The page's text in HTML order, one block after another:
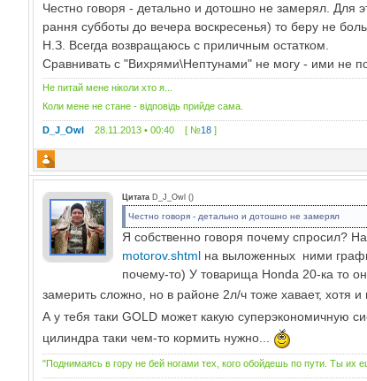
Честно говоря - детально и дотошно не замерял. Для
рання субботы до вечера воскресенья) то беру не
Н.З. Всегда возвращаюсь с приличным остатком.
Сравнивать с "Вихрями\Нептунами" не могу - ими не
Не питай мене ніколи хто я...
Коли мене не стане - відповідь прийде сама.
D_J_Owl 28.11.2013 • 00:40 [ №18 ]
Цитата D_J_Owl ()
Честно говоря - детально и дотошно не замерял
Я собственно говоря почему спросил?
motorov.shtml на выложенных ними
почему-то) У товарища Honda 20-ка то
замерить сложно, но в районе 2л/ч тоже хавает, хотя
А у тебя таки GOLD может какую суперэкономичную
цилиндра таки чем-то кормить нужно...
"Поднимаясь в гору не бей ногами тех, кого обойдешь по пути. Ты их